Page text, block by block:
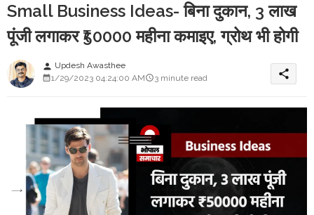
Small Business Ideas- बिना दुकान, 3 लाख
पूंजी लगाकर ₹50000 महीना कमाइए, ग्रोथ भी होगी
person Updesh Awasthee
1/29/2023 04:24:00 AM
3 minute read share